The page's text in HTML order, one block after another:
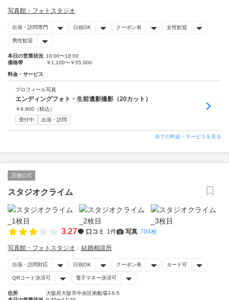
写真館・フォトスタジオ
出張・訪問専門 日祝OK クーポン有 女性歓迎
男性歓迎
本日の営業状況 10:00〜18:00
価格帯
￥1,100〜￥55,000
料金・サービス
プロフィール写真
エンディングフォト・生前遺影撮影（20カット）
￥9,900 （税込）
受付中
出張・訪問
全ての料金・サービスを見る
店舗公式
スタジオクライム
3.27 口コミ 1件 写真 704枚
写真館・フォトスタジオ 結婚相談所
出張・訪問対応 日祝OK クーポン有 カード可
QRコード決済可 電子マネー決済可
住所
大阪府大阪市中央区南船場3-6-5